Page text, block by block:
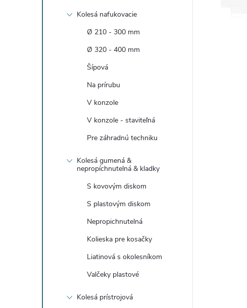
Kolesá nafukovacie
Ø 210 - 300 mm
Ø 320 - 400 mm
Šípová
Na prírubu
V konzole
V konzole - staviteľná
Pre záhradnú techniku
Kolesá gumená &
nepropíchnutelná & kladky
S kovovým diskom
S plastovým diskom
Nepropichnutelná
Kolieska pre kosačky
Liatinová s okolesníkom
Valčeky plastové
Kolesá prístrojová